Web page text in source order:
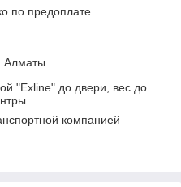
по предоплате.
Алматы
"Exline" до двери, вес до
компанией